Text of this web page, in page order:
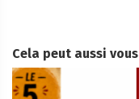
Cela peut aussi